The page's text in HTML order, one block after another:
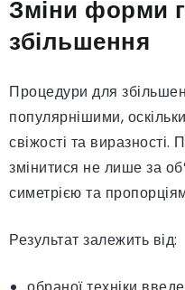
Зміни форми
збільшення
Процедури для
популярнішими,
свіжості та
змінитися не лише за
симетрією та
Результат залежить від: